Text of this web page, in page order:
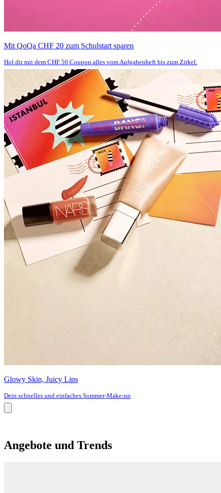
Mit QoQa CHF 20 zum Schulstart sparen
Hol dir mit dem CHF 50 Coupon alles vom Aufgabenheft bis zum Zirkel.
Glowy Skin, Juicy Lips
Dein schnelles und einfaches Sommer-Make-up
Angebote und Trends